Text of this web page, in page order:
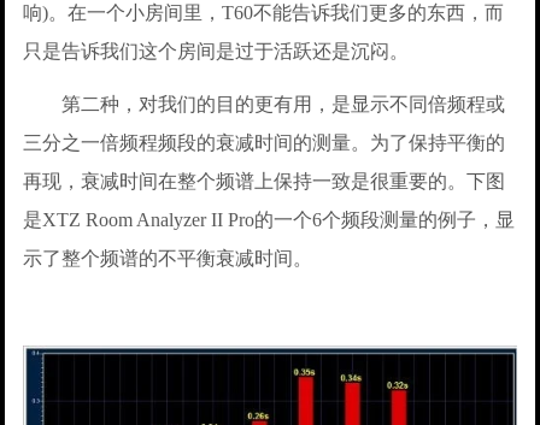
响)。在一个小房间里，T60不能告诉我们更多的东西，而
只是告诉我们这个房间是过于活跃还是沉闷。
第二种，对我们的目的更有用，是显示不同倍频程或
三分之一倍频程频段的衰减时间的测量。为了保持平衡的
再现，衰减时间在整个频谱上保持一致是很重要的。下图
是XTZ Room Analyzer II Pro的一个6个频段测量的例子，显
示了整个频谱的不平衡衰减时间。